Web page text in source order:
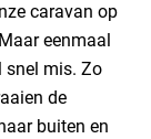
caravan op
eenmaal
snel mis. Zo
de
buiten en